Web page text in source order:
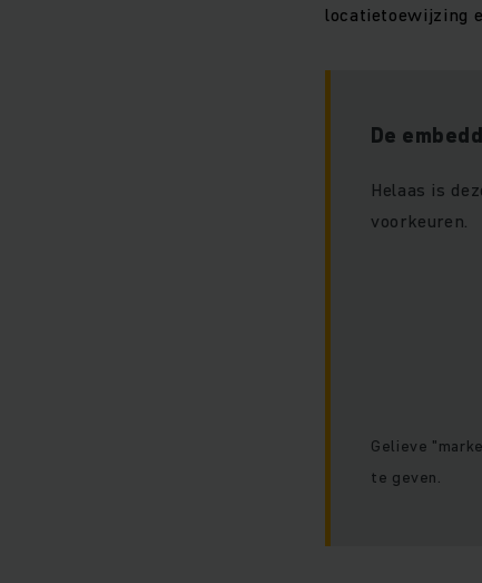
locatietoewijzing
De
Helaas is
voorkeuren.
Gelieve
te geven.